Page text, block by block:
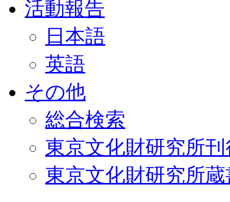
活動報告
日本語
英語
その他
総合検索
東京文化財研究所
東京文化財研究所